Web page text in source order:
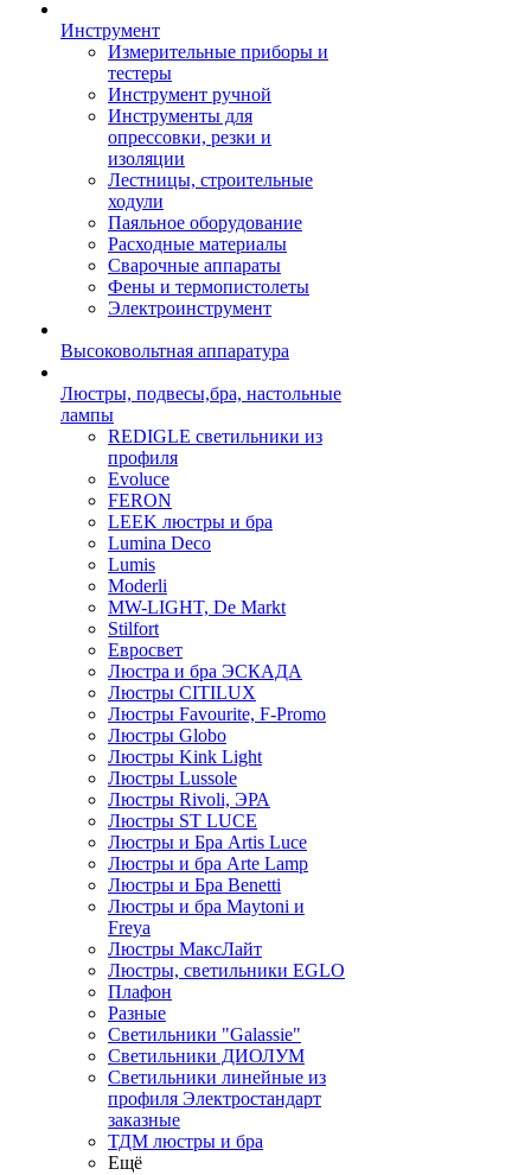
Инструмент
Измерительные приборы и
тестеры
Инструмент ручной
Инструменты для
опрессовки, резки и
изоляции
Лестницы, строительные
ходули
Паяльное оборудование
Расходные материалы
Сварочные аппараты
Фены и термопистолеты
Электроинструмент
Высоковольтная аппаратура
Люстры, подвесы,бра, настольные
лампы
REDIGLE светильники из
профиля
Evoluce
FERON
LEEK люстры и бра
Lumina Deco
Lumis
Moderli
MW-LIGHT, De Markt
Stilfort
Евросвет
Люстра и бра ЭСКАДА
Люстры CITILUX
Люстры Favourite, F-Promo
Люстры Globo
Люстры Kink Light
Люстры Lussole
Люстры Rivoli, ЭРА
Люстры ST LUCE
Люстры и Бра Artis Luce
Люстры и бра Arte Lamp
Люстры и Бра Benetti
Люстры и бра Maytoni и
Freya
Люстры МаксЛайт
Люстры, светильники EGLO
Плафон
Разные
Светильники "Galassie"
Светильники ДИОЛУМ
Светильники линейные из
профиля Электростандарт
заказные
ТДМ люстры и бра
Ещё